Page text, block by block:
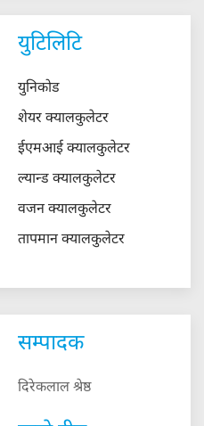
युटिलिटि
युनिकोड
शेयर क्यालकुलेटर
ईएमआई क्यालकुलेटर
ल्यान्ड क्यालकुलेटर
वजन क्यालकुलेटर
तापमान क्यालकुलेटर
सम्पादक
दिरेकलाल श्रेष्ठ